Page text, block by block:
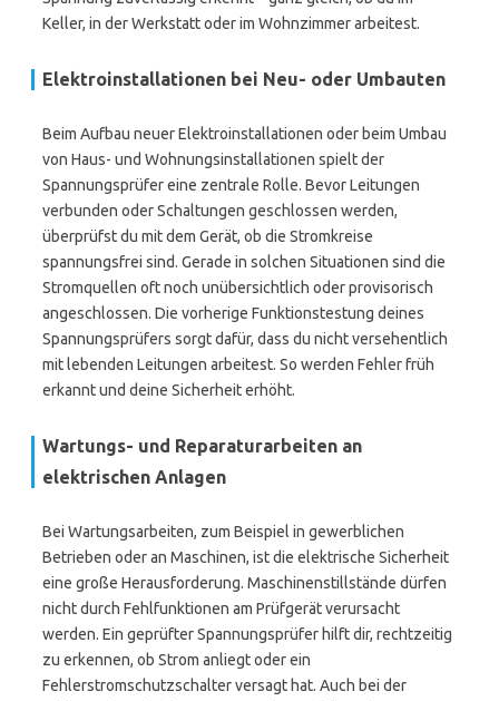
Keller, in der Werkstatt oder im Wohnzimmer arbeitest.
Elektroinstallationen bei Neu- oder Umbauten
Beim Aufbau neuer Elektroinstallationen oder beim Umbau
von Haus- und Wohnungsinstallationen spielt der
Spannungsprüfer eine zentrale Rolle. Bevor Leitungen
verbunden oder Schaltungen geschlossen werden,
überprüfst du mit dem Gerät, ob die Stromkreise
spannungsfrei sind. Gerade in solchen Situationen sind die
Stromquellen oft noch unübersichtlich oder provisorisch
angeschlossen. Die vorherige Funktionstestung deines
Spannungsprüfers sorgt dafür, dass du nicht versehentlich
mit lebenden Leitungen arbeitest. So werden Fehler früh
erkannt und deine Sicherheit erhöht.
Wartungs- und Reparaturarbeiten an
elektrischen Anlagen
Bei Wartungsarbeiten, zum Beispiel in gewerblichen
Betrieben oder an Maschinen, ist die elektrische Sicherheit
eine große Herausforderung. Maschinenstillstände dürfen
nicht durch Fehlfunktionen am Prüfgerät verursacht
werden. Ein geprüfter Spannungsprüfer hilft dir, rechtzeitig
zu erkennen, ob Strom anliegt oder ein
Fehlerstromschutzschalter versagt hat. Auch bei der